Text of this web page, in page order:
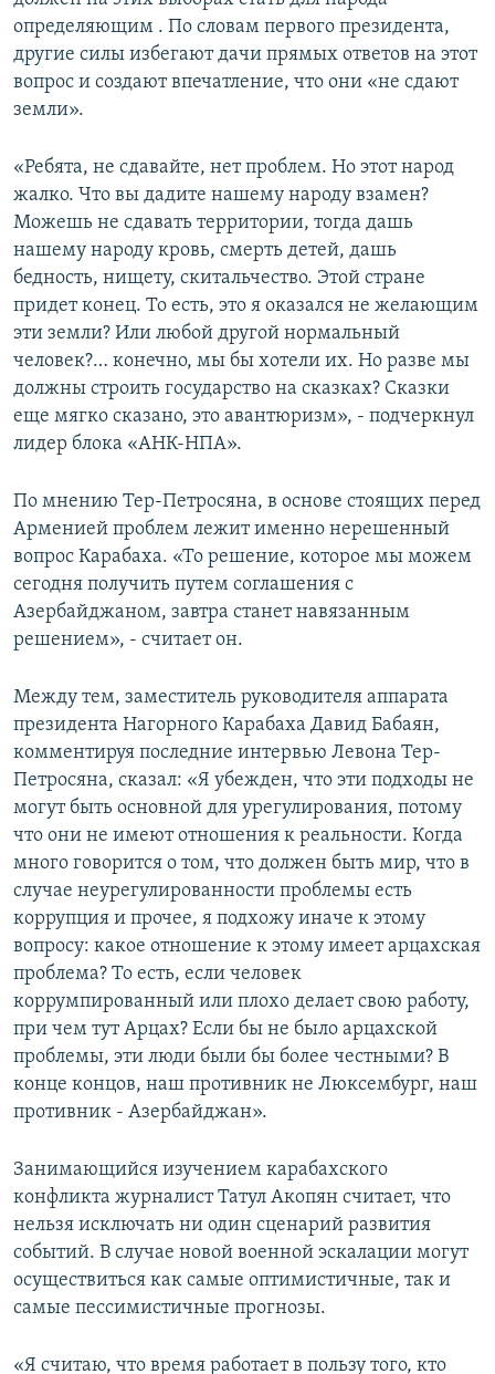
определяющим . По словам первого президента,
другие силы избегают дачи прямых ответов на этот
вопрос и создают впечатление, что они «не сдают
земли».
«Ребята, не сдавайте, нет проблем. Но этот народ
жалко. Что вы дадите нашему народу взамен?
Можешь не сдавать территории, тогда дашь
нашему народу кровь, смерть детей, дашь
бедность, нищету, скитальчество. Этой стране
придет конец. То есть, это я оказался не желающим
эти земли? Или любой другой нормальный
человек?… конечно, мы бы хотели их. Но разве мы
должны строить государство на сказках? Сказки
еще мягко сказано, это авантюризм», - подчеркнул
лидер блока «АНК-НПА».
По мнению Тер-Петросяна, в основе стоящих перед
Арменией проблем лежит именно нерешенный
вопрос Карабаха. «То решение, которое мы можем
сегодня получить путем соглашения с
Азербайджаном, завтра станет навязанным
решением», - считает он.
Между тем, заместитель руководителя аппарата
президента Нагорного Карабаха Давид Бабаян,
комментируя последние интервью Левона Тер-
Петросяна, сказал: «Я убежден, что эти подходы не
могут быть основной для урегулирования, потому
что они не имеют отношения к реальности. Когда
много говорится о том, что должен быть мир, что в
случае неурегулированности проблемы есть
коррупция и прочее, я подхожу иначе к этому
вопросу: какое отношение к этому имеет арцахская
проблема? То есть, если человек
коррумпированный или плохо делает свою работу,
при чем тут Арцах? Если бы не было арцахской
проблемы, эти люди были бы более честными? В
конце концов, наш противник не Люксембург, наш
противник - Азербайджан».
Занимающийся изучением карабахского
конфликта журналист Татул Акопян считает, что
нельзя исключать ни один сценарий развития
событий. В случае новой военной эскалации могут
осуществиться как самые оптимистичные, так и
самые пессимистичные прогнозы.
«Я считаю, что время работает в пользу того, кто